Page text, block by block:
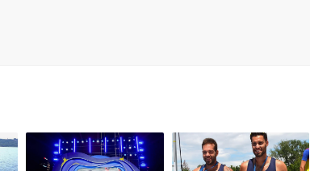
de Europa de saltos 2026 (París,
Francia femenino 2026 - Etapa 6